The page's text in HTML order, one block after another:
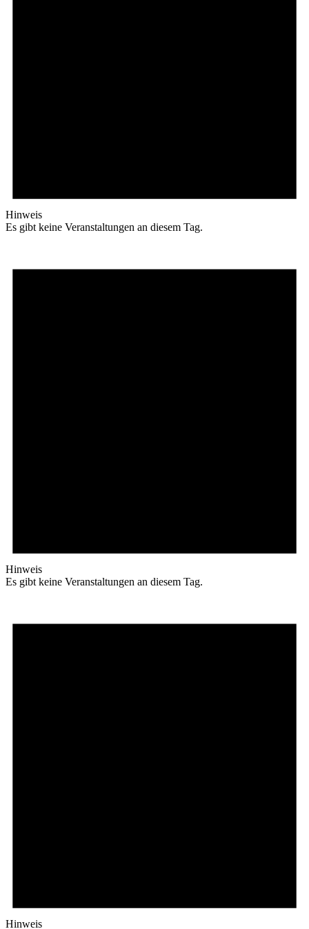
Hinweis
Es gibt keine Veranstaltungen an diesem Tag.
Hinweis
Es gibt keine Veranstaltungen an diesem Tag.
Hinweis